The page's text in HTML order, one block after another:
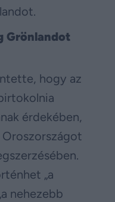
Grönlandot
hogy az
érdekében,
„a
nehezebb